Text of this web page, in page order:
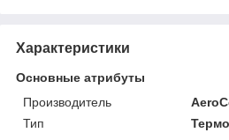
Характеристики
Основные атрибуты
Производитель
Тип